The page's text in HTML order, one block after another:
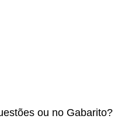
ou no Gabarito?